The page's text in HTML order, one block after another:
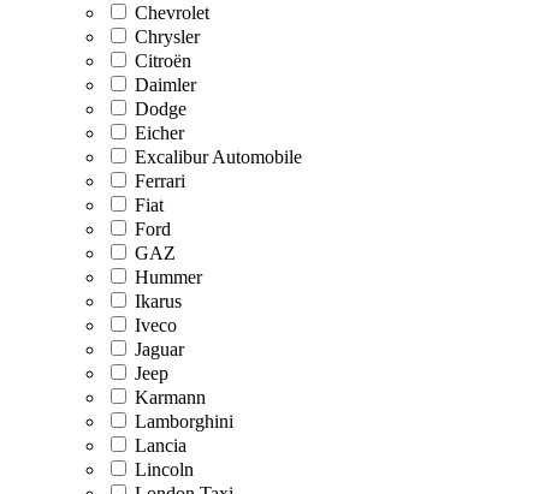
Chevrolet
Chrysler
Citroën
Daimler
Dodge
Eicher
Excalibur Automobile
Ferrari
Fiat
Ford
GAZ
Hummer
Ikarus
Iveco
Jaguar
Jeep
Karmann
Lamborghini
Lancia
Lincoln